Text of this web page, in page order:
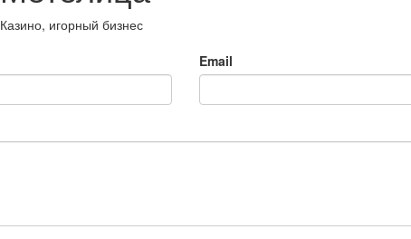
Казино, игорный бизнес
Email